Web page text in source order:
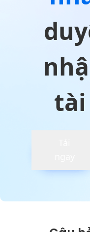
tài